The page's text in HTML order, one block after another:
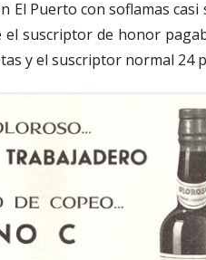
El Puerto con soflamas
suscriptor de honor
y el suscriptor normal 24